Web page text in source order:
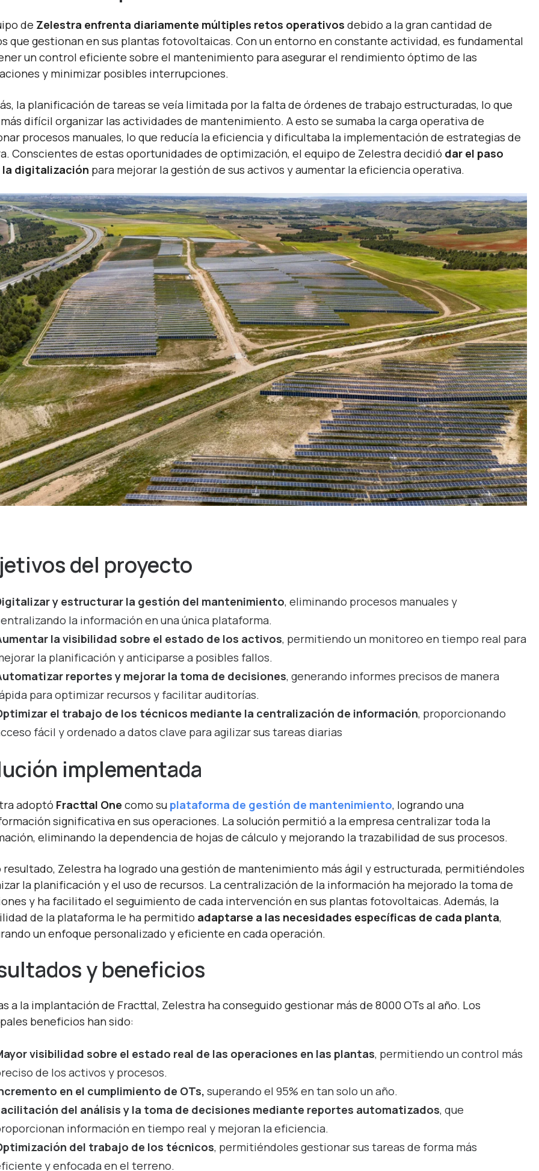
de Zelestra enfrenta diariamente múltiples retos operativos debido a la gran cantidad de
que gestionan en sus plantas fotovoltaicas. Con un entorno en constante actividad, es fundamental
un control eficiente sobre el mantenimiento para asegurar el rendimiento óptimo de las
y minimizar posibles interrupciones.
la planificación de tareas se veía limitada por la falta de órdenes de trabajo estructuradas, lo que
difícil organizar las actividades de mantenimiento. A esto se sumaba la carga operativa de
procesos manuales, lo que reducía la eficiencia y dificultaba la implementación de estrategias de
Conscientes de estas oportunidades de optimización, el equipo de Zelestradecidió dar el paso
la digitalización para mejorar la gestión de sus activos y aumentar la eficiencia operativa.
del proyecto
y estructurar la gestión del mantenimiento, eliminando procesos manuales y
la información en una única plataforma.
la visibilidad sobre el estado de los activos, permitiendo un monitoreo en tiempo real para
la planificación y anticiparse a posibles fallos.
reportes y mejorar la toma de decisiones, generando informes precisos de manera
para optimizar recursos y facilitar auditorías.
el trabajo de los técnicos mediante la centralización de información, proporcionando
fácil y ordenado a datos clave para agilizar sus tareas diarias
implementada
adoptó Fracttal One como su plataforma de gestión de mantenimiento, logrando una
significativa en sus operaciones. La solución permitió a la empresa centralizar toda la
eliminando la dependencia de hojas de cálculo y mejorando la trazabilidad de sus procesos.
resultado, Zelestra ha logrado una gestión de mantenimiento más ágil y estructurada, permitiéndoles
la planificación y el uso de recursos. La centralización de la información ha mejorado la toma de
y ha facilitado el seguimiento de cada intervención en sus plantas fotovoltaicas. Además, la
de la plataforma le ha permitido adaptarse a las necesidades específicas de cada planta,
un enfoque personalizado y eficiente en cada operación.
y beneficios
a la implantación de Fracttal, Zelestra ha conseguido gestionar más de 8000 OTs al año. Los
beneficios han sido:
visibilidad sobre el estado real de las operaciones en las plantas, permitiendo un control más
de los activos y procesos.
en el cumplimiento de OTs,superando el 95% en tan solo un año.
del análisis y la toma de decisiones mediante reportes automatizados, que
información en tiempo real y mejoran la eficiencia.
del trabajo de los técnicos, permitiéndoles gestionar sus tareas de forma más
y enfocada en el terreno.